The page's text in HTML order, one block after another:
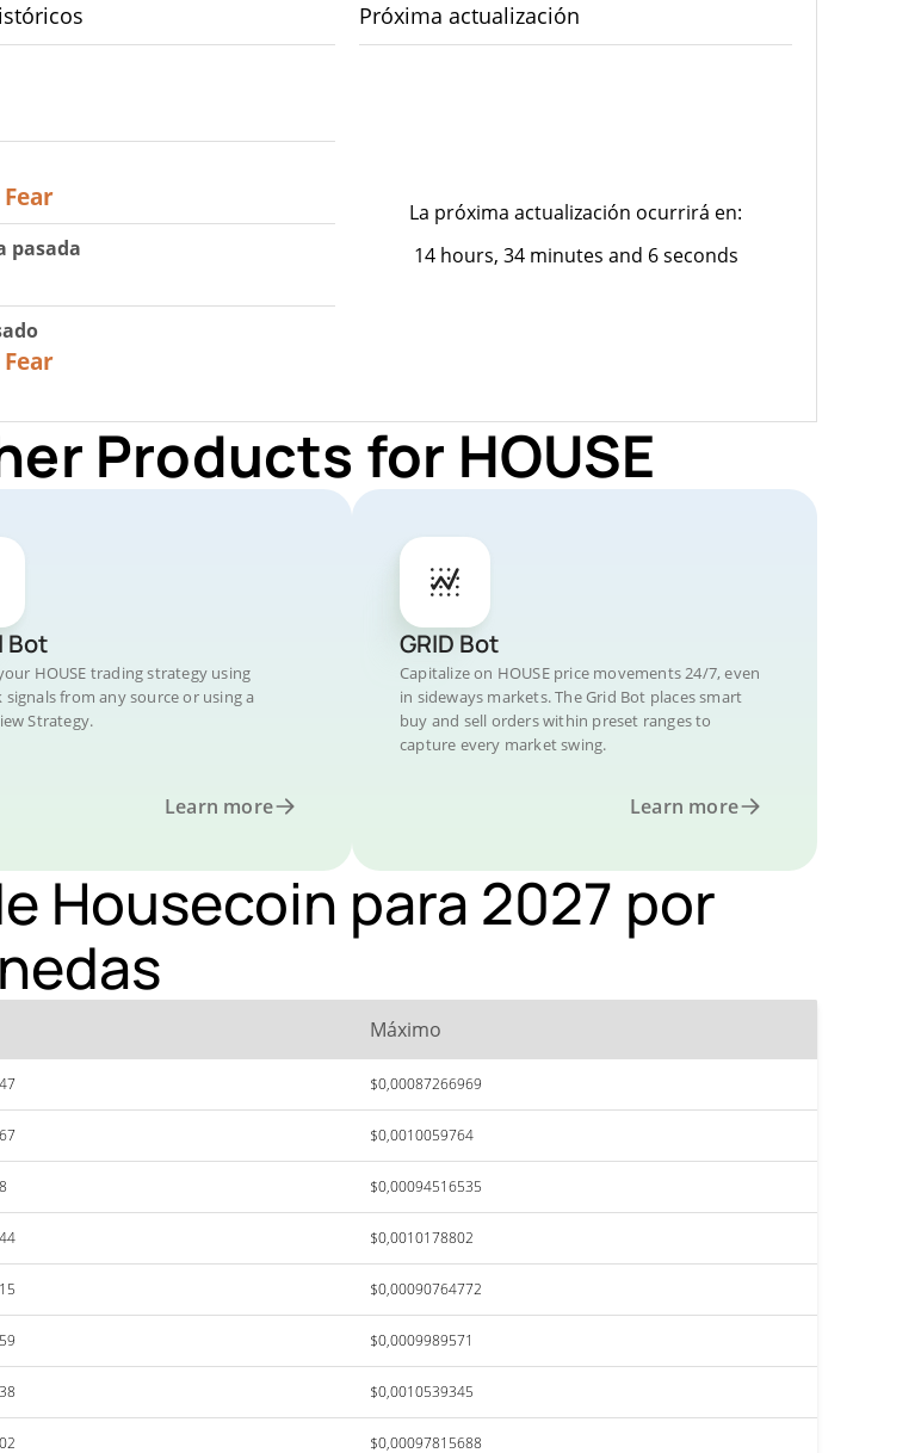
pasada
Próxima actualización
La próxima actualización ocurrirá en:
14 hours, 34 minutes and 6 seconds
Products for HOUSE
Bot
HOUSE trading strategy using
from any source or using a
Strategy.
Learn more
GRID Bot
Capitalize on HOUSE price movements 24/7, even
in sideways markets. The Grid Bot places smart
buy and sell orders within preset ranges to
capture every market swing.
Learn more
Housecoin para 2027 por
Máximo
$0,00087266969
$0,0010059764
$0,00094516535
$0,0010178802
$0,00090764772
$0,0009989571
$0,0010539345
$0,00097815688